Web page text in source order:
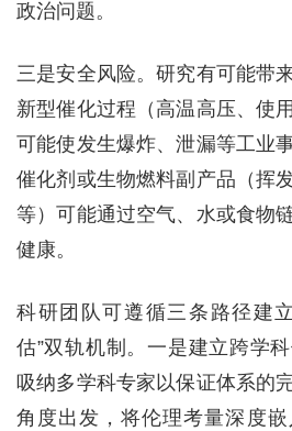
政治问题。
三是安全风险。研究有可能带
新型催化过程（高温高压、使
可能使发生爆炸、泄漏等工业
催化剂或生物燃料副产品（挥
等）可能通过空气、水或食物
健康。
科研团队可遵循三条路径建
估”双轨机制。一是建立跨学
吸纳多学科专家以保证体系的
角度出发，将伦理考量深度